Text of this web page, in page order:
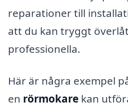
reparationer till
att du kan tryggt
professionella.
Här är några exempel
en rörmokare kan